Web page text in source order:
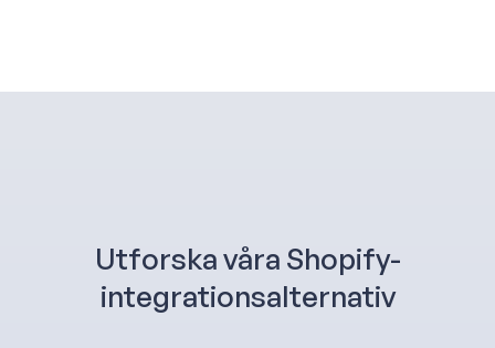
Utforska våra Shopify-
integrationsalternativ